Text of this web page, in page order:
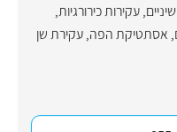
,עקירות כירורגיות,
, אסתטיקת הפה,עקירת שן